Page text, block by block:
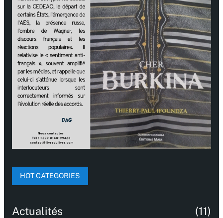
HOT CATEGORIES
Actualités (11)